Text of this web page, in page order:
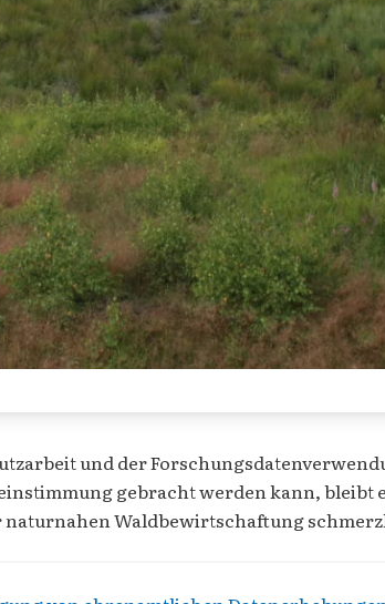
und der
gebracht werden kann, bleibt
Waldbewirtschaftung